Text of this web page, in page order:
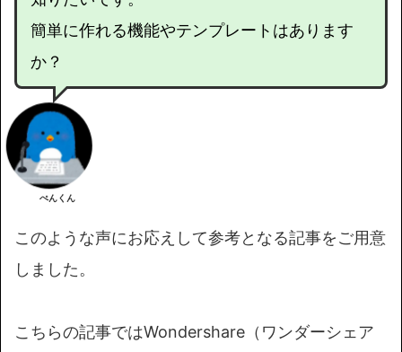
簡単に作れる機能やテンプレートはあります
か？
ぺんくん
このような声にお応えして参考となる記事をご用意
しました。
こちらの記事ではWondershare（ワンダーシェア